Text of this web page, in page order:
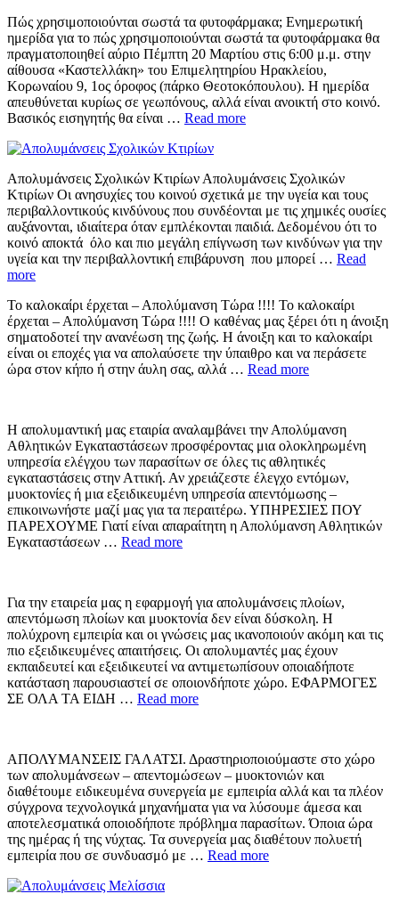
Πώς χρησιμοποιούνται σωστά τα φυτοφάρμακα; Ενημερωτική
ημερίδα για το πώς χρησιμοποιούνται σωστά τα φυτοφάρμακα θα
πραγματοποιηθεί αύριο Πέμπτη 20 Μαρτίου στις 6:00 μ.μ. στην
αίθουσα «Καστελλάκη» του Επιμελητηρίου Ηρακλείου,
Κορωναίου 9, 1ος όροφος (πάρκο Θεοτοκόπουλου). Η ημερίδα
απευθύνεται κυρίως σε γεωπόνους, αλλά είναι ανοικτή στο κοινό.
Βασικός εισηγητής θα είναι … Read more
Απολυμάνσεις Σχολικών Κτιρίων Απολυμάνσεις Σχολικών
Κτιρίων Οι ανησυχίες του κοινού σχετικά με την υγεία και τους
περιβαλλοντικούς κινδύνους που συνδέονται με τις χημικές ουσίες
αυξάνονται, ιδιαίτερα όταν εμπλέκονται παιδιά. Δεδομένου ότι το
κοινό αποκτά όλο και πιο μεγάλη επίγνωση των κινδύνων για την
υγεία και την περιβαλλοντική επιβάρυνση που μπορεί … Read
more
Το καλοκαίρι έρχεται – Απολύμανση Τώρα !!!! Το καλοκαίρι
έρχεται – Απολύμανση Τώρα !!!! Ο καθένας μας ξέρει ότι η άνοιξη
σηματοδοτεί την ανανέωση της ζωής. Η άνοιξη και το καλοκαίρι
είναι οι εποχές για να απολαύσετε την ύπαιθρο και να περάσετε
ώρα στον κήπο ή στην άυλη σας, αλλά … Read more
Η απολυμαντική μας εταιρία αναλαμβάνει την Απολύμανση
Αθλητικών Εγκαταστάσεων προσφέροντας μια ολοκληρωμένη
υπηρεσία ελέγχου των παρασίτων σε όλες τις αθλητικές
εγκαταστάσεις στην Αττική. Αν χρειάζεστε έλεγχο εντόμων,
μυοκτονίες ή μια εξειδικευμένη υπηρεσία απεντόμωσης –
επικοινωνήστε μαζί μας για τα περαιτέρω. ΥΠΗΡΕΣΙΕΣ ΠΟΥ
ΠΑΡΕΧΟΥΜΕ Γιατί είναι απαραίτητη η Απολύμανση Αθλητικών
Εγκαταστάσεων … Read more
Για την εταιρεία μας η εφαρμογή για απολυμάνσεις πλοίων,
απεντόμωση πλοίων και μυοκτονία δεν είναι δύσκολη. Η
πολύχρονη εμπειρία και οι γνώσεις μας ικανοποιούν ακόμη και τις
πιο εξειδικευμένες απαιτήσεις. Οι απολυμαντές μας έχουν
εκπαιδευτεί και εξειδικευτεί να αντιμετωπίσουν οποιαδήποτε
κατάσταση παρουσιαστεί σε οποιονδήποτε χώρο. ΕΦΑΡΜΟΓΕΣ
ΣΕ ΟΛΑ ΤΑ ΕΙΔΗ … Read more
ΑΠΟΛΥΜΑΝΣΕΙΣ ΓΑΛΑΤΣΙ. Δραστηριοποιούμαστε στο χώρο
των απολυμάνσεων – απεντομώσεων – μυοκτονιών και
διαθέτουμε ειδικευμένα συνεργεία με εμπειρία αλλά και τα πλέον
σύγχρονα τεχνολογικά μηχανήματα για να λύσουμε άμεσα και
αποτελεσματικά οποιοδήποτε πρόβλημα παρασίτων. Όποια ώρα
της ημέρας ή της νύχτας. Τα συνεργεία μας διαθέτουν πολυετή
εμπειρία που σε συνδυασμό με … Read more